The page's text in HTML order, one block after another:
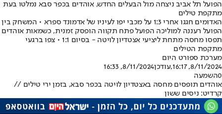
הפועל תל אביב ניצחה מול הבעלים החדש, אוהדים בכפר סבא נמלטו בעת
מתקפת טילים
האדומים חגגו אחרי 1:3 על מכבי יפו לעיניו של אדמונד ספרא • המשחק בין
הפועל רעננה למוליכה הפועל פתח תקווה הופסק זמנית, כשמאות אוהדים
תפסו מחסה מתחת ליציעי אצטדיון לויטה - בסיום 1:1 • צפו ברגעי
מתקפת הטילים
מערכת ספורט היום
8/11/2024, 16:17
,עודכן8/11/2024, 16:33
0השמעה
אוהדים תופסים מחסה באצטדיון לויטה בכפר סבא, בזמן ירי טילים //
קרדיט: ניסים ששון